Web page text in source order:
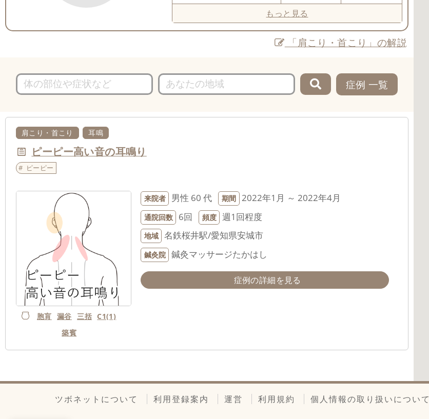
もっと見る
「肩こり・首こり」の解説
症例 一覧
肩こり・首こり 耳鳴
ピーピー高い音の耳鳴り
ピーピー
胞肓 漏谷 三括 C1(1)
築賓
来院者 男性 60 代 期間 2022年1月 ～ 2022年4月
通院回数 6回 頻度 週1回程度
地域 名鉄桜井駅/愛知県安城市
鍼灸院 鍼灸マッサージたかはし
症例の詳細を見る
ツボネットについて 利用登録案内 運営 利用規約 個人情報の取り扱いについて